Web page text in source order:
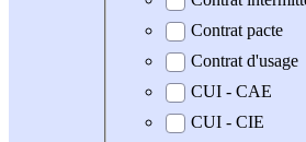
Contrat pacte
Contrat d'usage
CUI - CAE
CUI - CIE